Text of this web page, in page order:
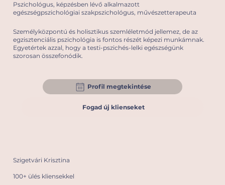
Pszichológus, képzésben lévő alkalmazott
egészségpszichológiai szakpszichológus, művészetterapeuta
Személyközpontú és holisztikus szemléletmód jellemez, de az
egzisztenciális pszichológia is fontos részét képezi munkámnak.
Egyetértek azzal, hogy a testi-pszichés-lelki egészségünk
szorosan összefonódik.
Profil megtekintése
Fogad új klienseket
Szigetvári Krisztina
100+ ülés kliensekkel